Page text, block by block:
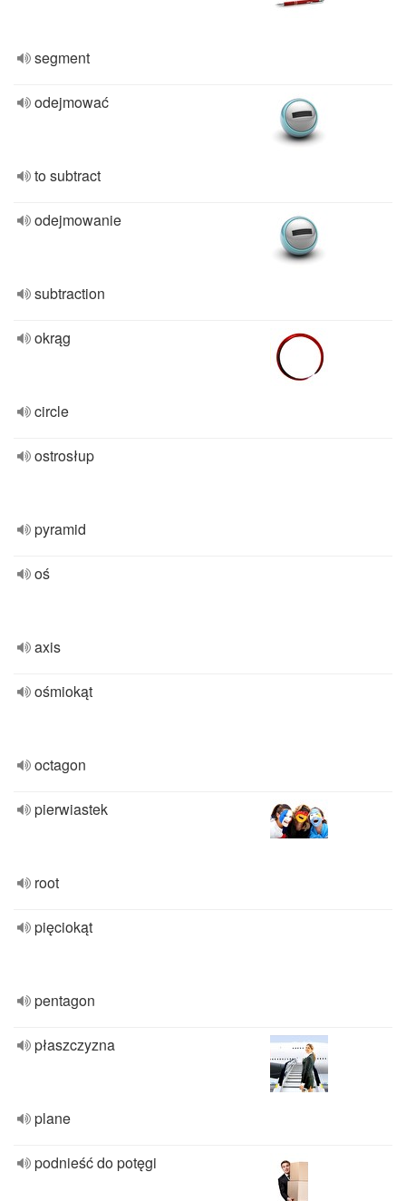
segment
odejmować
to subtract
odejmowanie
subtraction
okrąg
circle
ostrosłup
pyramid
oś
axis
ośmiokąt
octagon
pierwiastek
root
pięciokąt
pentagon
płaszczyzna
plane
podnieść do potęgi